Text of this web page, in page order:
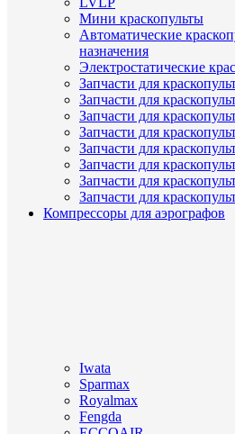
Мини краскопульты
Автоматические
назначения
Электростатические
Запчасти для
Запчасти для
Запчасти для
Запчасти для
Запчасти для
Запчасти для
Запчасти для
Запчасти для
Компрессоры для аэрографов
Iwata
Sparmax
Royalmax
Fengda